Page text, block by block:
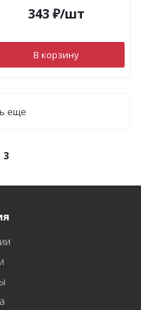
343 ₽/шт
В корзину
еще
3